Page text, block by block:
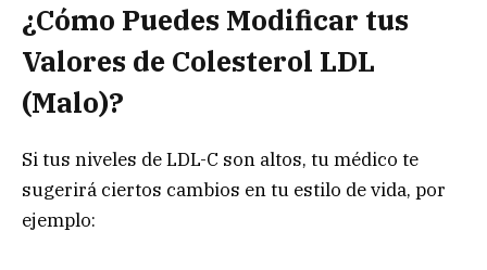
¿Cómo Puedes Modificar tus
Valores de Colesterol LDL
(Malo)?
Si tus niveles de LDL-C son altos, tu médico te
sugerirá ciertos cambios en tu estilo de vida, por
ejemplo: